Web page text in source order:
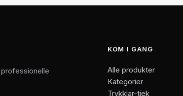
KOM I GANG
Alle produkter
Kategorier
Trykklar-tjek